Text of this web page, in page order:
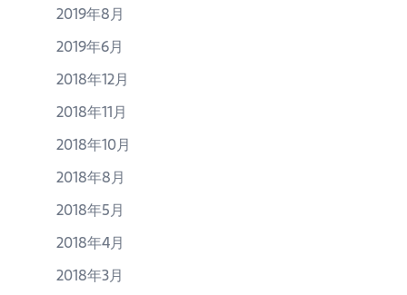
2019年8月
2019年6月
2018年12月
2018年11月
2018年10月
2018年8月
2018年5月
2018年4月
2018年3月